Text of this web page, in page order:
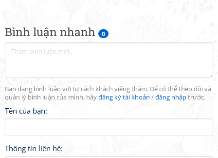
Bình luận nhanh 0
Bạn đang bình luận với tư cách khách viếng thăm. Để có thể theo dõi và
quản lý bình luận của mình, hãyđăng ký tài khoản /đăng nhậptrước.
Tên của bạn:
Thông tin liên hệ: